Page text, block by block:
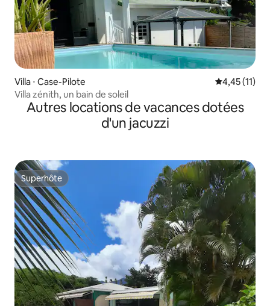
Villa ⋅ Case-Pilote Évaluation
4,45 (11)
Villa zénith, un bain de soleil
Autres locations de vacances dotées
d'un jacuzzi
Superhôte
Superhôte